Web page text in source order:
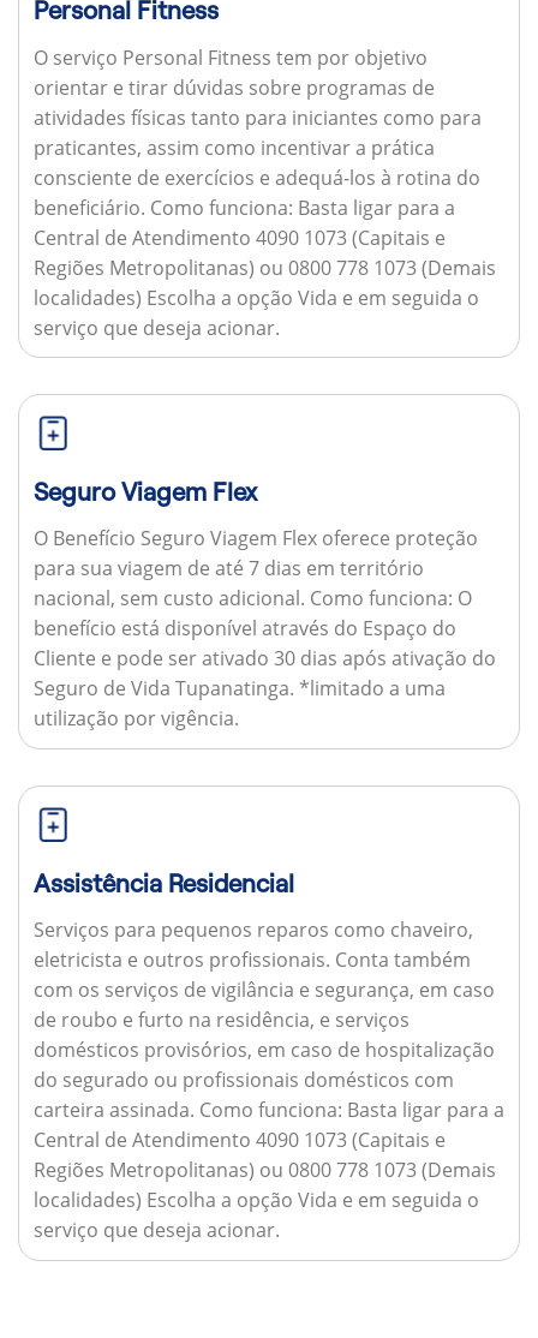
Personal Fitness
O serviço Personal Fitness tem por objetivo
orientar e tirar dúvidas sobre programas de
atividades físicas tanto para iniciantes como para
praticantes, assim como incentivar a prática
consciente de exercícios e adequá-los à rotina do
beneficiário. Como funciona: Basta ligar para a
Central de Atendimento 4090 1073 (Capitais e
Regiões Metropolitanas) ou 0800 778 1073 (Demais
localidades) Escolha a opção Vida e em seguida o
serviço que deseja acionar.
Seguro Viagem Flex
O Benefício Seguro Viagem Flex oferece proteção
para sua viagem de até 7 dias em território
nacional, sem custo adicional. Como funciona: O
benefício está disponível através do Espaço do
Cliente e pode ser ativado 30 dias após ativação do
Seguro de Vida Tupanatinga. *limitado a uma
utilização por vigência.
Assistência Residencial
Serviços para pequenos reparos como chaveiro,
eletricista e outros profissionais. Conta também
com os serviços de vigilância e segurança, em caso
de roubo e furto na residência, e serviços
domésticos provisórios, em caso de hospitalização
do segurado ou profissionais domésticos com
carteira assinada. Como funciona: Basta ligar para a
Central de Atendimento 4090 1073 (Capitais e
Regiões Metropolitanas) ou 0800 778 1073 (Demais
localidades) Escolha a opção Vida e em seguida o
serviço que deseja acionar.